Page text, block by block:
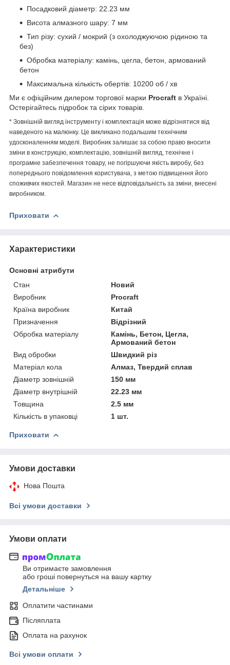
Посадковий діаметр: 22.23 мм
Висота алмазного шару: 7 мм
Тип різу: сухий / мокрий (з охолоджуючою рідиною та
без)
Обробка матеріалу: камінь, цегла, бетон, армований
бетон
Максимальна кількість обертів: 10200 об / хв
Ми є офіційним дилером торгової марки Procraft в Україні.
Остерігайтесь підробок та сірих товарів.
* Зовнішній вигляд інструменту і комплектація може відрізнятися від
наведеного на малюнку. Це викликано подальшим технічним
удосконаленням моделі. Виробник залишає за собою право вносити
зміни в конструкцію, комплектацію, зовнішній вигляд, технічне і
програмне забезпечення товару, не погіршуючи якість виробу, без
попереднього повідомлення користувача, з метою підвищення його
споживчих якостей. Магазин не несе відповідальність за зміни, внесені
виробником.
Приховати
Характеристики
Основні атрибути
Стан
Новий
Виробник
Procraft
Країна виробник
Китай
Призначення
Відрізний
Обробка матеріалу
Камінь, Бетон, Цегла,
Армований бетон
Вид обробки
Швидкий різ
Матеріал кола
Алмаз, Твердий сплав
Діаметр зовнішній
150 мм
Діаметр внутрішній
22.23 мм
Товщина
2.5 мм
Кількість в упаковці
1 шт.
Приховати
Умови доставки
Нова Пошта
Всі умови доставки
Умови оплати
Ви отримаєте замовлення
або гроші повернуться на вашу картку
Детальніше
Оплатити частинами
Післяплата
Оплата на рахунок
Всі умови оплати